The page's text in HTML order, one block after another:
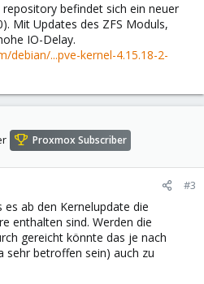
befindet sich ein neuer
Mit Updates des ZFS Moduls,
IO-Delay.
...pve-kernel-4.15.18-2-
Proxmox Subscriber
#3
ab den Kernelupdate die
enthalten sind. Werden die
gereicht könnte das je nach
sehr betroffen sein) auch zu